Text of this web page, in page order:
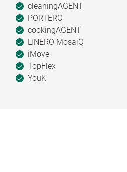
cleaningAGENT
PORTERO
cookingAGENT
LINERO MosaiQ
iMove
TopFlex
YouK